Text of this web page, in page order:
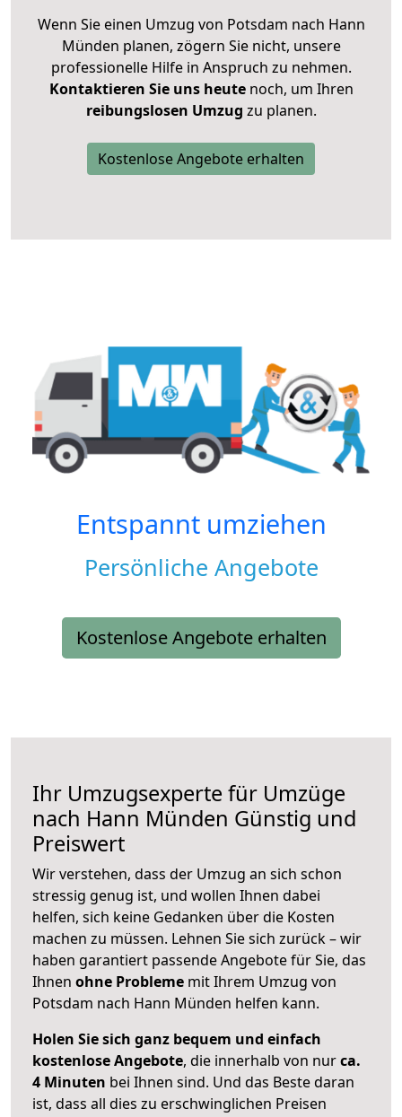
Wenn Sie einen Umzug von Potsdam nach Hann
Münden planen, zögern Sie nicht, unsere
professionelle Hilfe in Anspruch zu nehmen.
Kontaktieren Sie uns heutenoch, um Ihren
reibungslosen Umzug zu planen.
Kostenlose Angebote erhalten
Entspannt umziehen
Persönliche Angebote
Kostenlose Angebote erhalten
Ihr Umzugsexperte für Umzüge
nach Hann Münden Günstig und
Preiswert
Wir verstehen, dass der Umzug an sich schon
stressig genug ist, und wollen Ihnen dabei
helfen, sich keine Gedanken über die Kosten
machen zu müssen. Lehnen Sie sich zurück – wir
haben garantiert passende Angebote für Sie, das
Ihnen ohne Probleme mit Ihrem Umzug von
Potsdam nach Hann Münden helfen kann.
Holen Sie sich ganz bequem und einfach
kostenlose Angebote, die innerhalb von nurca.
4 Minuten bei Ihnen sind. Und das Beste daran
ist, dass all dies zu erschwinglichen Preisen